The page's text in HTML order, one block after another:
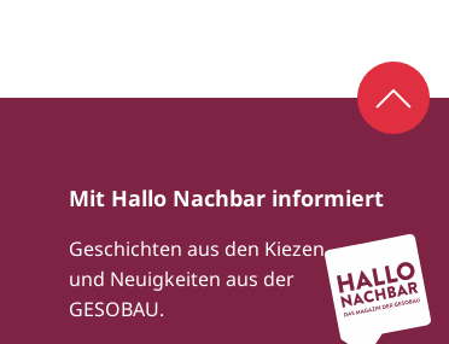
Mit Hallo Nachbar informiert
Geschichten aus den Kiezen
und Neuigkeiten aus der
GESOBAU.